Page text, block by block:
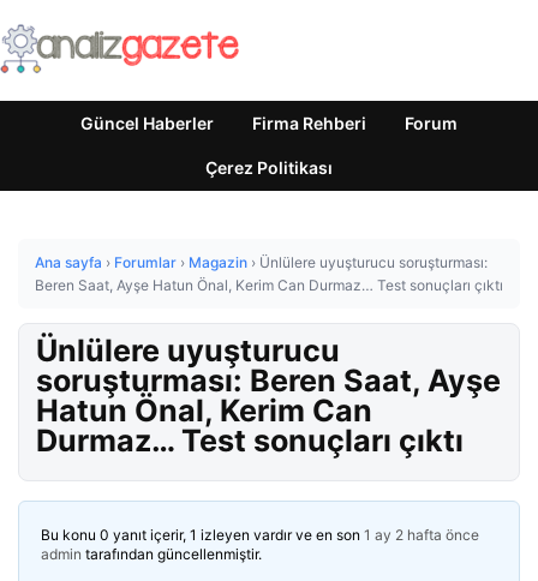
Güncel Haberler Firma Rehberi Forum
Çerez Politikası
Ana sayfa › Forumlar › Magazin › Ünlülere uyuşturucu soruşturması:
Beren Saat, Ayşe Hatun Önal, Kerim Can Durmaz… Test sonuçları çıktı
Ünlülere uyuşturucu
soruşturması: Beren Saat, Ayşe
Hatun Önal, Kerim Can
Durmaz… Test sonuçları çıktı
Bu konu 0 yanıt içerir, 1 izleyen vardır ve en son 1 ay 2 hafta önce
admin tarafından güncellenmiştir.